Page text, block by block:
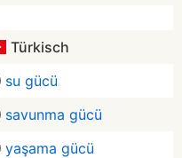
Türkisch
su gücü
savunma gücü
yaşama gücü